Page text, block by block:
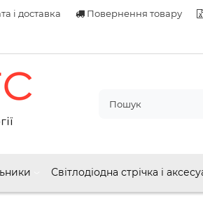
і доставка Повернення товару
Світлодіодна стрічка і